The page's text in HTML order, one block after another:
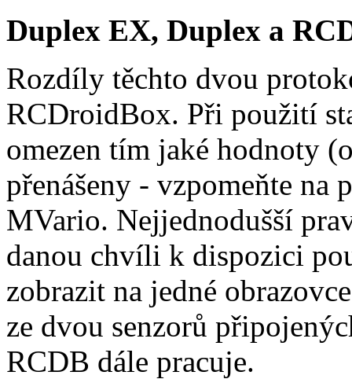
Duplex EX, Duplex a
Rozdíly těchto dvou
RCDroidBox. Při použití
omezen tím jaké hodnoty
přenášeny - vzpomeňte
MVario. Nejjednodušší
danou chvíli k dispozici
zobrazit na jedné
ze dvou senzorů
RCDB dále pracuje.